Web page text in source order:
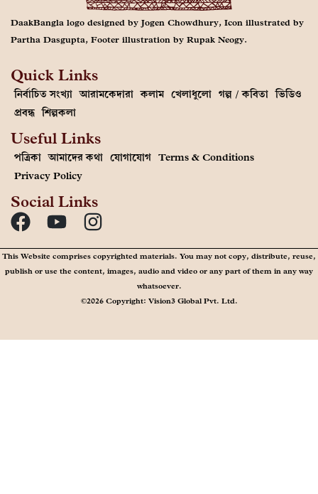
DaakBangla logo designed by Jogen Chowdhury, Icon illustrated by
Partha Dasgupta, Footer illustration by Rupak Neogy.
Quick Links
নির্বাচিত সংখ্যা আরামকেদারা কলাম খেলাধুলো গল্প / কবিতা ভিডিও
প্রবন্ধ শিল্পকলা
Useful Links
পত্রিকা আমাদের কথা যোগাযোগ Terms & Conditions
Privacy Policy
Social Links
This Website comprises copyrighted materials. You may not copy, distribute, reuse,
publish or use the content, images, audio and video or any part of them in any way
whatsoever.
©2026 Copyright: Vision3 Global Pvt. Ltd.